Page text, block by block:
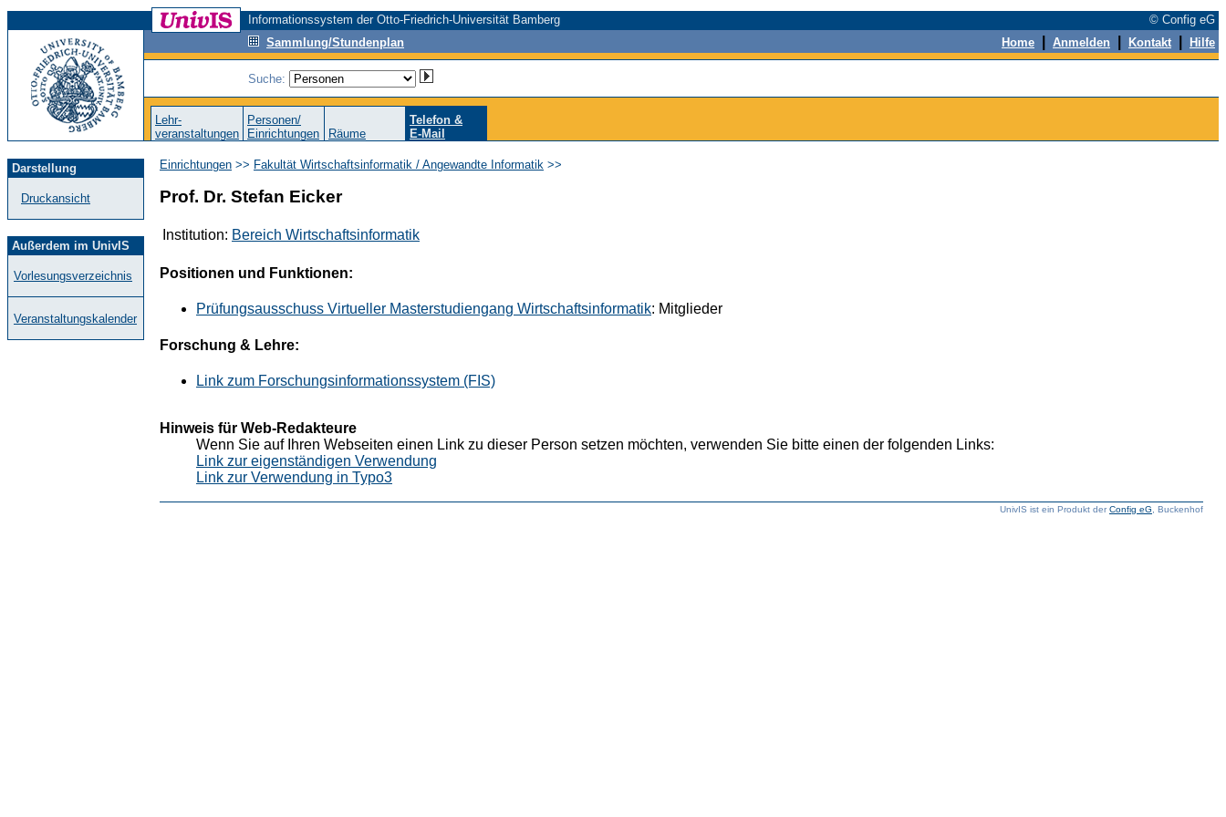
Informationssystem der Otto-Friedrich-Universität Bamberg
© Config eG
Sammlung/Stundenplan
Home Anmelden Kontakt Hilfe
Suche:
Lehr-
veranstaltungen
Personen/
Einrichtungen
Räume
Telefon &
E-Mail
Darstellung
Druckansicht
Außerdem im UnivIS
Vorlesungsverzeichnis
Veranstaltungskalender
Einrichtungen >> Fakultät Wirtschaftsinformatik / Angewandte Informatik >>
Prof. Dr. Stefan Eicker
Institution: Bereich Wirtschaftsinformatik
Positionen und Funktionen:
Prüfungsausschuss Virtueller Masterstudiengang Wirtschaftsinformatik: Mitglieder
Forschung & Lehre:
Link zum Forschungsinformationssystem (FIS)
Hinweis für Web-Redakteure
Wenn Sie auf Ihren Webseiten einen Link zu dieser Person setzen möchten, verwenden Sie bitte einen der folgenden Links:
Link zur eigenständigen Verwendung
Link zur Verwendung in Typo3
UnivIS ist ein Produkt derConfig eG , Buckenhof